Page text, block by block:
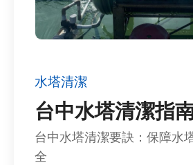
水塔清潔
台中水塔清潔指
台中水塔清潔要訣：保障水
全